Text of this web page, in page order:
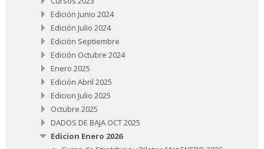
Edición Junio 2024
Edición Julio 2024
Edición Septiembre
Edición Octubre 2024
Enero 2025
Edición Abril 2025
Edicion Julio 2025
Octubre 2025
DADOS DE BAJA OCT 2025
Edicion Enero 2026